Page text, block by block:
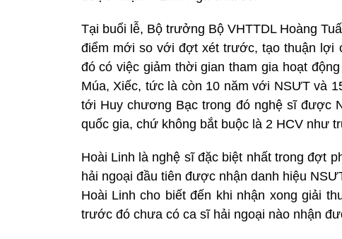
Tại buổi lễ, Bộ trưởng Bộ VHTTDL Hoàng
điểm mới so với đợt xét trước, tạo thuận lợi
đó có việc giảm thời gian tham gia hoạt
Múa, Xiếc, tức là còn 10 năm với NSƯT và
tới Huy chương Bạc trong đó nghệ sĩ được
quốc gia, chứ không bắt buộc là 2 HCV như
Hoài Linh là nghệ sĩ đặc biệt nhất trong đợt
hải ngoại đầu tiên được nhận danh hiệu
Hoài Linh cho biết đến khi nhận xong giải
trước đó chưa có ca sĩ hải ngoại nào nhận